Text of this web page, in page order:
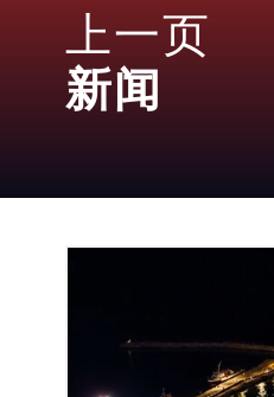
上一页
新闻